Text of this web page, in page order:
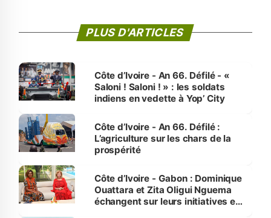
PLUS D'ARTICLES
Côte d’Ivoire - An 66. Défilé - «
Saloni ! Saloni ! » : les soldats
indiens en vedette à Yop’ City
Côte d’Ivoire - An 66. Défilé :
L’agriculture sur les chars de la
prospérité
Côte d’Ivoire - Gabon : Dominique
Ouattara et Zita Oligui Nguema
échangent sur leurs initiatives en